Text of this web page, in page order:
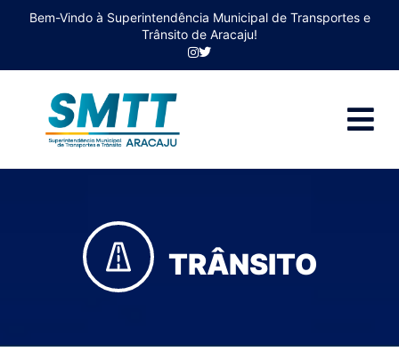
Bem-Vindo à Superintendência Municipal de Transportes e
Trânsito de Aracaju!
TRÂNSITO